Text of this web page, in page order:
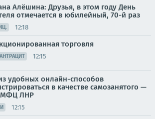
Алёшина: Друзья, в этом году День
отмечается в юбилейный, 70-й раз
12:18
торговля
АНТРАЦИТ 12:15
удобных онлайн-способов
в качестве самозанятого —
МФЦ ЛНР
12:15